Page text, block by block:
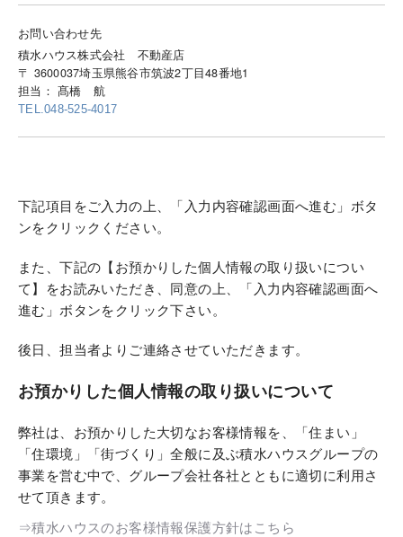
お問い合わせ先
積水ハウス株式会社 不動産店
〒 3600037埼玉県熊谷市筑波2丁目48番地1
担当： 髙橋 航
TEL.048-525-4017
下記項目をご入力の上、「入力内容確認画面へ進む」ボタ
ンをクリックください。
また、下記の【お預かりした個人情報の取り扱いについ
て】をお読みいただき、同意の上、「入力内容確認画面へ
進む」ボタンをクリック下さい。
後日、担当者よりご連絡させていただきます。
お預かりした個人情報の取り扱いについて
弊社は、お預かりした大切なお客様情報を、「住まい」
「住環境」「街づくり」全般に及ぶ積水ハウスグループの
事業を営む中で、グループ会社各社とともに適切に利用さ
せて頂きます。
⇒積水ハウスのお客様情報保護方針はこちら